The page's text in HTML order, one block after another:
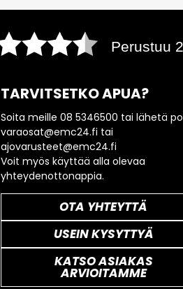
Perustuu
TARVITSETKO APUA?
Soita meille 08 5346500 tai lähetä
varaosat@emc24.fi tai
ajovarusteet@emc24.fi
Voit myös käyttää alla olevaa
yhteydenottonappia.
OTA YHTEYTTÄ
USEIN KYSYTTYÄ
KATSO ASIAKAS
ARVIOITAMME